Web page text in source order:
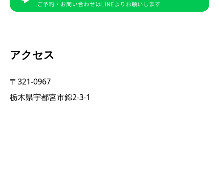
アクセス
〒321-0967
栃木県宇都宮市錦2-3-1